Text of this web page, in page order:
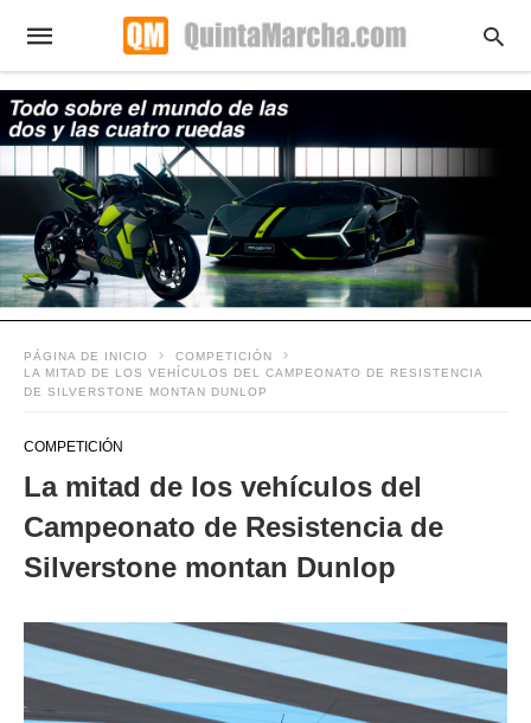
PÁGINA DE INICIO
COMPETICIÓN
LA MITAD DE LOS VEHÍCULOS DEL CAMPEONATO DE RESISTENCIA
DE SILVERSTONE MONTAN DUNLOP
COMPETICIÓN
La mitad de los vehículos del
Campeonato de Resistencia de
Silverstone montan Dunlop